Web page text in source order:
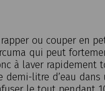
ou couper en
qui peut
à laver rapidement
demi-litre d’eau